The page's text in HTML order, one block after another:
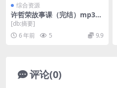
综合资源
许哲荣故事课（完结）mp3音
频 百度网盘
[db:摘要]
6 年前
5 9.9
评论(0)